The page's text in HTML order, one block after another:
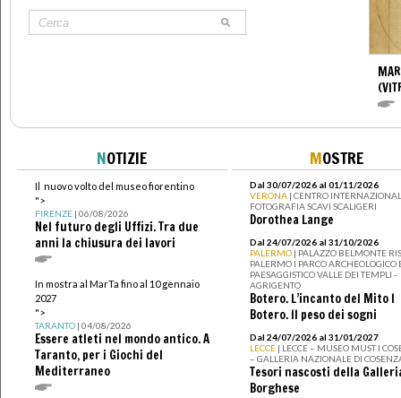
NOTIZIE
Il nuovo volto del museo fiorentino
">
FIRENZE| 06/08/2026
Nel futuro degli Uffizi. Tra due
anni la chiusura dei lavori
In mostra al MarTa fino al 10 gennaio
2027
">
TARANTO| 04/08/2026
Essere atleti nel mondo antico. A
Taranto, per i Giochi del
Mediterraneo
MOSTRE
Dal 30/07/2026 al 01/11/2026
VERONA | CENTRO
FOTOGRAFIA SCAVI SCALIGERI
Dorothea Lange
Dal 24/07/2026 al 31/10/2026
PALERMO | PALAZZO BELMONTE
PALERMO I PARCO ARCHEOLOGICO
PAESAGGISTICO VALLE DEI TEMPLI -
AGRIGENTO
Botero. L’incanto del Mito I
Botero. Il peso dei sogni
Dal 24/07/2026 al 31/01/2027
LECCE | LECCE – MUSEO MUST I
– GALLERIA NAZIONALE DI
Tesori nascosti della
Borghese